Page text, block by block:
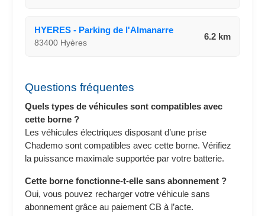
HYERES - Parking de l'Almanarre
83400 Hyères
6.2 km
Questions fréquentes
Quels types de véhicules sont compatibles avec
cette borne ?
Les véhicules électriques disposant d’une prise
Chademo sont compatibles avec cette borne. Vérifiez
la puissance maximale supportée par votre batterie.
Cette borne fonctionne-t-elle sans abonnement ?
Oui, vous pouvez recharger votre véhicule sans
abonnement grâce au paiement CB à l’acte.